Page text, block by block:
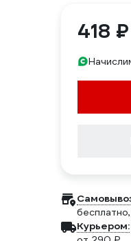
418 ₽
бесплатно
Курьером: